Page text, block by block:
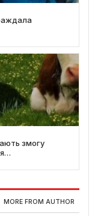
змогу
MORE FROM AUTHOR